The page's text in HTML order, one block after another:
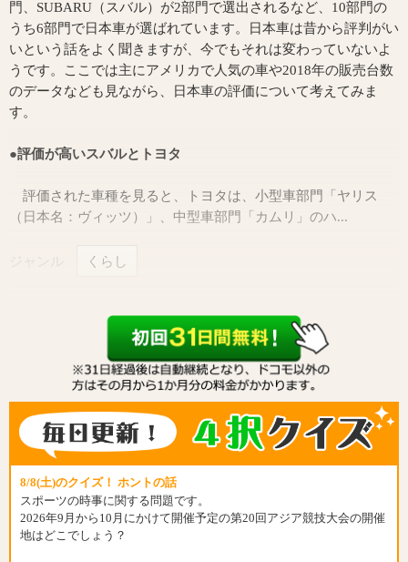
門、SUBARU（スバル）が2部門で選出されるなど、10部門の
うち6部門で日本車が選ばれています。日本車は昔から評判がい
いという話をよく聞きますが、今でもそれは変わっていないよ
うです。ここでは主にアメリカで人気の車や2018年の販売台数
のデータなども見ながら、日本車の評価について考えてみま
す。
●評価が高いスバルとトヨタ
評価された車種を見ると、トヨタは、小型車部門「ヤリス
（日本名：ヴィッツ）」、中型車部門「カムリ」のハ...
くらし
8/8(土)のクイズ！ ホントの話
スポーツの時事に関する問題です。
2026年9月から10月にかけて開催予定の第20回アジア競技大会の開催
地はどこでしょう？